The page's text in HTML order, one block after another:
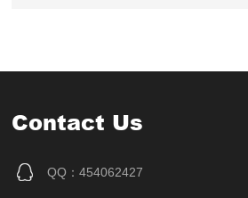
Contact Us
QQ：454062427